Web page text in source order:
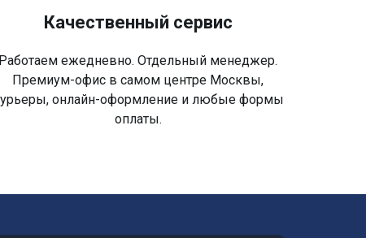
Качественный сервис
Работаем ежедневно. Отдельный менеджер.
Премиум-офис в самом центре Москвы,
онлайн-оформление и любые формы
оплаты.